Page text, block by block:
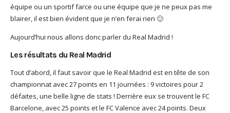
Kids s’offre un clip très
esthétique pour leur
Mar 02, 2017 |Sacré nom
d’une pipe !
équipe ou un sportif farce ou une équipe que je ne peux pas me
blairer, il est bien évident que je n’en ferai rien 🙂
Aujourd’hui nous allons donc parler du Real Madrid !
Les résultats du Real Madrid
Tout d’abord, il faut savoir que le Real Madrid est en tête de son
championnat avec 27 points en 11 journées : 9 victoires pour 2
défaites, une belle ligne de stats ! Derrière eux se trouvent le FC
Barcelone, avec 25 points et le FC Valence avec 24 points. Deux